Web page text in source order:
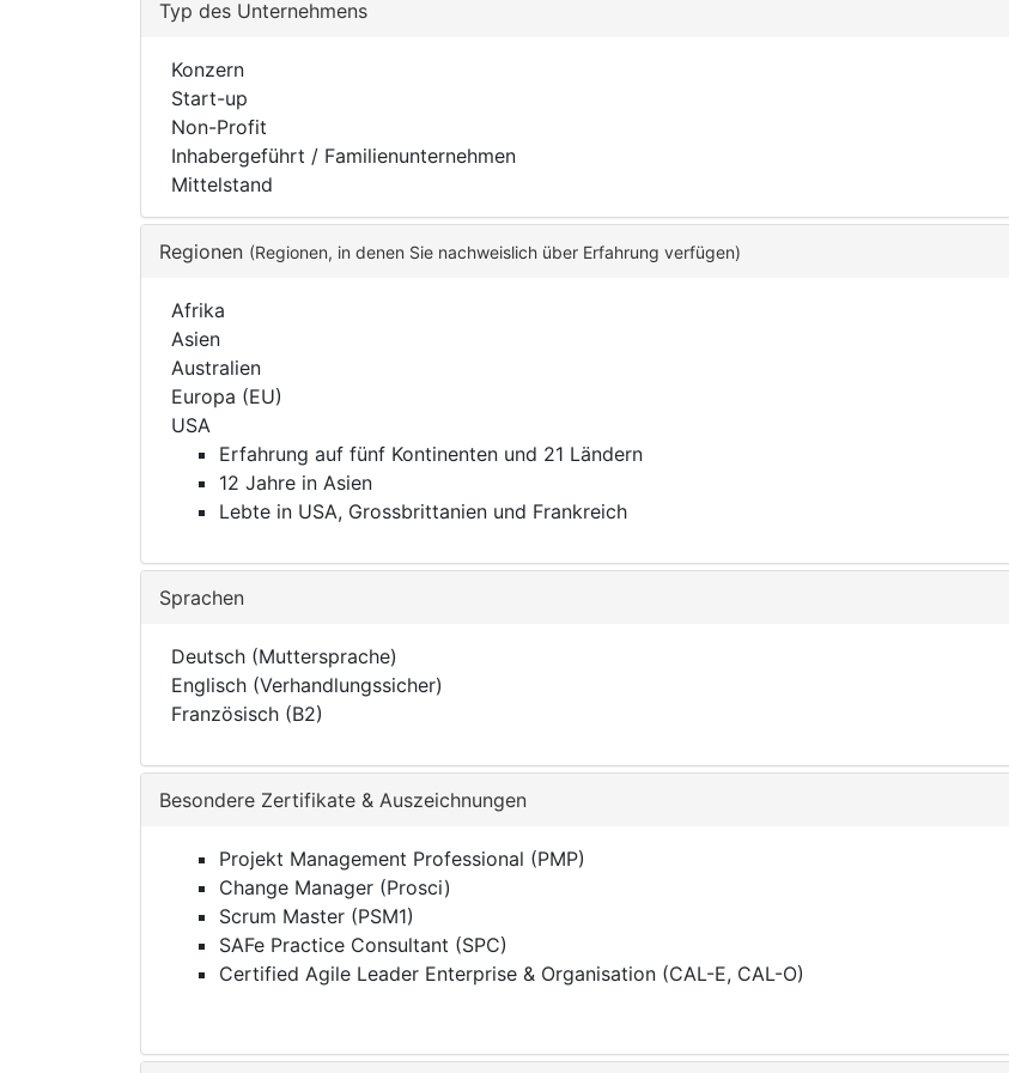
Typ des Unternehmens
Konzern
Start-up
Non-Profit
Inhabergeführt / Familienunternehmen
Mittelstand
Regionen (Regionen, in denen Sie nachweislich über Erfahrung verfügen)
Afrika
Asien
Australien
Europa (EU)
USA
Erfahrung auf fünf Kontinenten und 21 Ländern
12 Jahre in Asien
Lebte in USA, Grossbrittanien und Frankreich
Sprachen
Deutsch (Muttersprache)
Englisch (Verhandlungssicher)
Französisch (B2)
Besondere Zertifikate & Auszeichnungen
Projekt Management Professional (PMP)
Change Manager (Prosci)
Scrum Master (PSM1)
SAFe Practice Consultant (SPC)
Certified Agile Leader Enterprise & Organisation (CAL-E, CAL-O)